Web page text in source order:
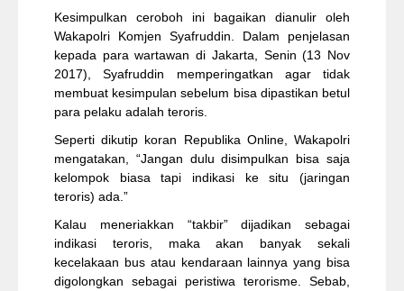
Kesimpulkan ceroboh ini bagaikan dianulir oleh
Wakapolri Komjen Syafruddin. Dalam penjelasan
kepada para wartawan di Jakarta, Senin (13 Nov
2017), Syafruddin memperingatkan agar tidak
membuat kesimpulan sebelum bisa dipastikan betul
para pelaku adalah teroris.
Seperti dikutip koran Republika Online, Wakapolri
mengatakan, “Jangan dulu disimpulkan bisa saja
kelompok biasa tapi indikasi ke situ (jaringan
teroris) ada.”
Kalau meneriakkan “takbir” dijadikan sebagai
indikasi teroris, maka akan banyak sekali
kecelakaan bus atau kendaraan lainnya yang bisa
digolongkan sebagai peristiwa terorisme. Sebab,